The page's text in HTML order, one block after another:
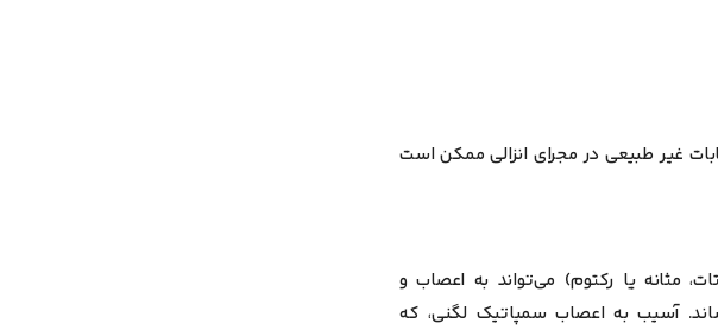
غیر طبیعی در مجرای انزالیممکن است
مثانه یا رکتوم) می‌تواند به اعصاب و
آسیب به اعصاب سمپاتیک لگنی، که